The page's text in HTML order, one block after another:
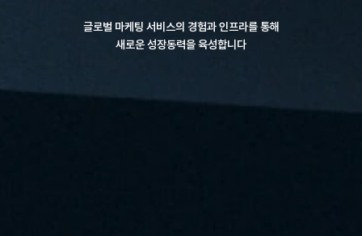
글로벌 마케팅 서비스의 경험과 인프라를 통해
새로운 성장동력을 육성합니다